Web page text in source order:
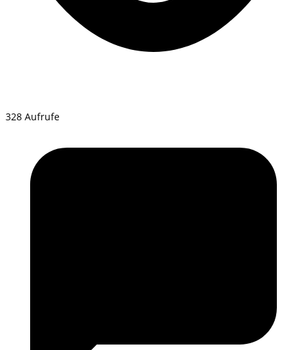
328 Aufrufe